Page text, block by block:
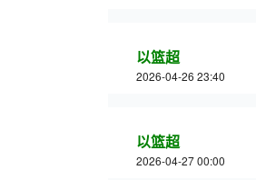
以篮超
2026-04-26 23:40
以篮超
2026-04-27 00:00